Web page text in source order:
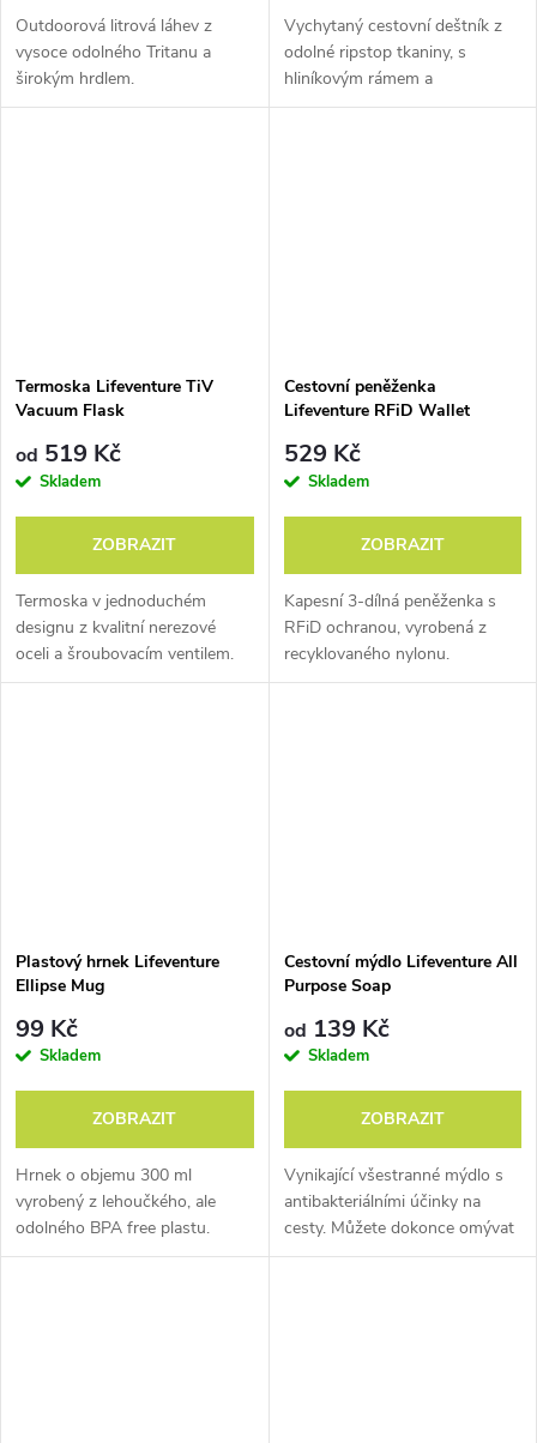
Věci, které zpříjemňují
Outdoorová litrová láhev z
vysoce odolného Tritanu a
širokým hrdlem.
Vychytaný cestovní deštník z
odolné ripstop tkaniny, s
hliníkovým rámem a
automatickým vysunováním.
Termoska Lifeventure TiV
Vacuum Flask
od 519 Kč
Skladem
ZOBRAZIT
Termoska v jednoduchém
designu z kvalitní nerezové
oceli a šroubovacím ventilem.
Cestovní peněženka
Lifeventure RFiD Wallet
529 Kč
Skladem
ZOBRAZIT
Kapesní 3-dílná peněženka s
RFiD ochranou, vyrobená z
recyklovaného nylonu.
Plastový hrnek Lifeventure
Ellipse Mug
99 Kč
Skladem
ZOBRAZIT
Hrnek o objemu 300 ml
vyrobený z lehoučkého, ale
odolného BPA free plastu.
Cestovní mýdlo Lifeventure All
Purpose Soap
od 139 Kč
Skladem
ZOBRAZIT
Vynikající všestranné mýdlo s
antibakteriálními účinky na
cesty. Můžete dokonce omývat
i potraviny či nádobí.